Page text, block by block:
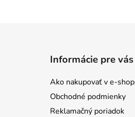
Informácie pre vás
Ako nakupovať v e-
Obchodné podmienky
Reklamačný poriadok